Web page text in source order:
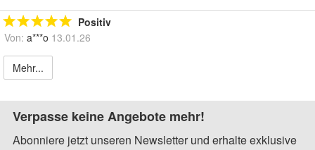
Positiv
Von: a***o 13.01.26
Mehr...
Verpasse keine Angebote mehr!
Abonniere jetzt unseren Newsletter und erhalte exklusive